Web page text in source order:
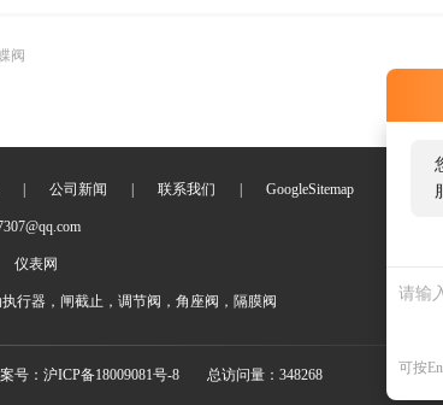
可按
阀
公司新闻 联系我们 GoogleSitemap
仪表网
行器，闸截止，调节阀，角座阀，隔膜阀
号：沪ICP备18009081号-8 总访问量：348268